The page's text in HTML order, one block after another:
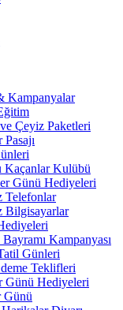
Kampanyalar
Çeyiz Paketleri
Pasajı
Kaçanlar Kulübü
Günü Hediyeleri
Telefonlar
Bilgisayarlar
Kampanyası
Günleri
Teklifleri
Günü Hediyeleri
Günü